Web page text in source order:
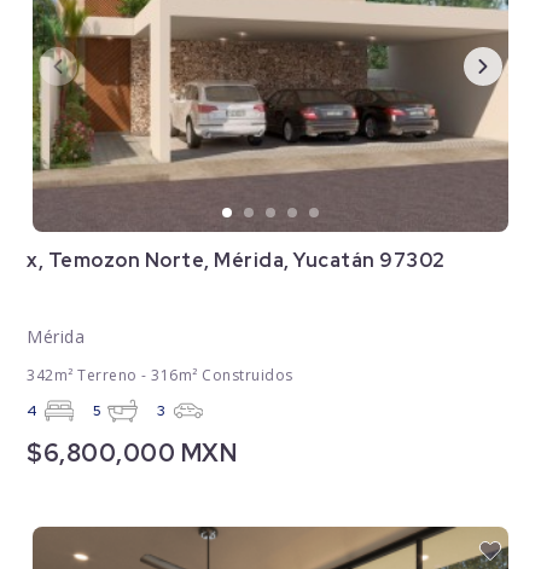
x, Temozon Norte, Mérida, Yucatán 97302
Mérida
342m² Terreno - 316m² Construidos
4 5 3
$6,800,000 MXN